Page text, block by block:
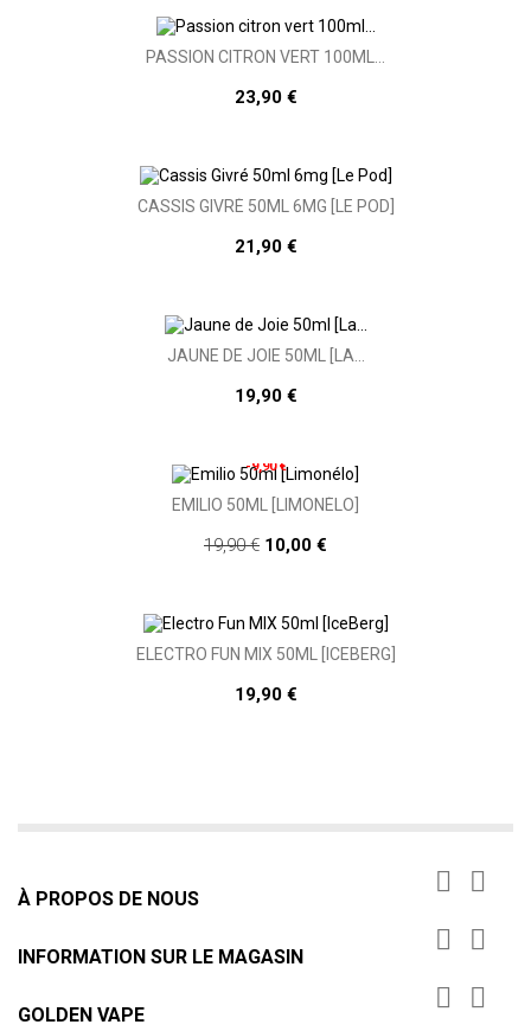
PASSION CITRON VERT 100ML...
23,90 €
CASSIS GIVRÉ 50ML 6MG [LE POD]
21,90 €
JAUNE DE JOIE 50ML [LA...
19,90 €
-9,90 €
EMILIO 50ML [LIMONÉLO]
19,90 € 10,00 €
ELECTRO FUN MIX 50ML [ICEBERG]
19,90 €
À PROPOS DE NOUS
 
INFORMATION SUR LE MAGASIN
 
GOLDEN VAPE
 